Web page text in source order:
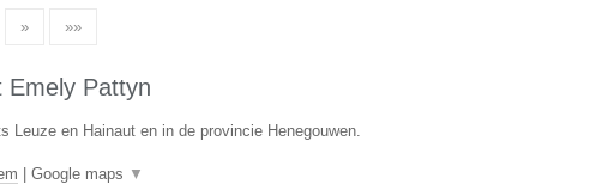
» »»
Emely Pattyn
Leuze en Hainaut en in de provincie Henegouwen.
Google maps ▼